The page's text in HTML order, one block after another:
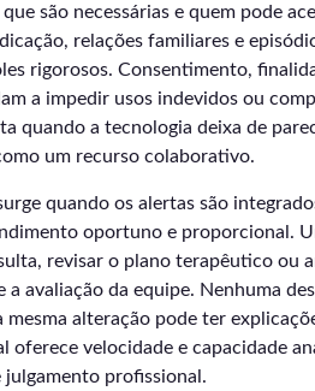
são necessárias e quem pode
relações familiares e
rigorosos. Consentimento,
a impedir usos indevidos ou
quando a tecnologia deixa de
um recurso colaborativo.
quando os alertas são
oportuno e proporcional.
revisar o plano terapêutico ou
avaliação da equipe. Nenhuma
mesma alteração pode ter
oferece velocidade e capacidade
profissional.